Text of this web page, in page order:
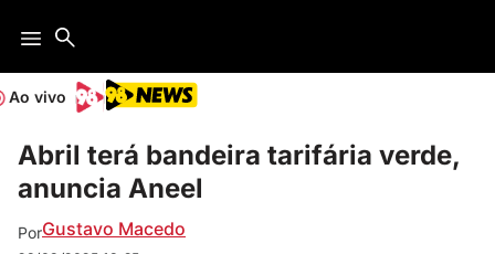
Ao vivo
Abril terá bandeira tarifária verde,
anuncia Aneel
PorGustavo Macedo